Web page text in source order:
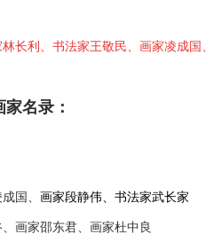
林长利、书法家王敬民、 画家凌成国、
名录：
国、 画家段静伟、 书法家武长家
画家邵东君、画家杜中良